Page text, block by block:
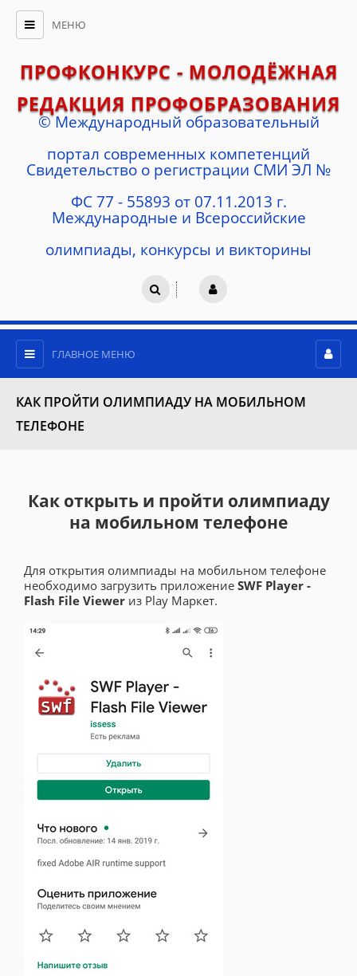
МЕНЮ
ПРОФКОНКУРС - МОЛОДЁЖНАЯ
РЕДАКЦИЯ ПРОФОБРАЗОВАНИЯ
© Международный образовательный
портал современных компетенций
Cвидетельство о регистрации СМИ ЭЛ №
ФС 77 - 55893 от 07.11.2013 г.
Международные и Всероссийские
олимпиады, конкурсы и викторины
ГЛАВНОЕ МЕНЮ
КАК ПРОЙТИ ОЛИМПИАДУ НА МОБИЛЬНОМ
ТЕЛЕФОНЕ
Как открыть и пройти олимпиаду
на мобильном телефоне
Для открытия олимпиады на мобильном телефоне
необходимо загрузить приложение SWF Player -
Flash File Viewer из Play Маркет.